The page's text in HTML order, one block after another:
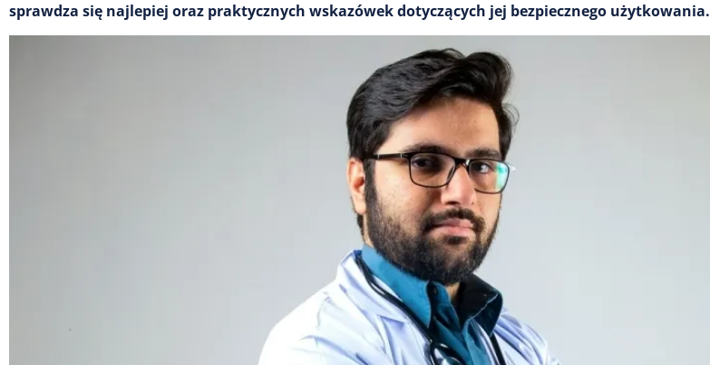
sprawdza się najlepiej oraz praktycznych wskazówek dotyczących jej bezpiecznego użytkowania.